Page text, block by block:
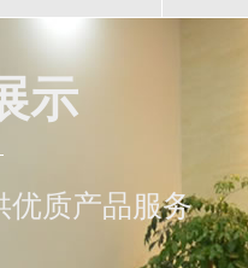
示
优质产品服务